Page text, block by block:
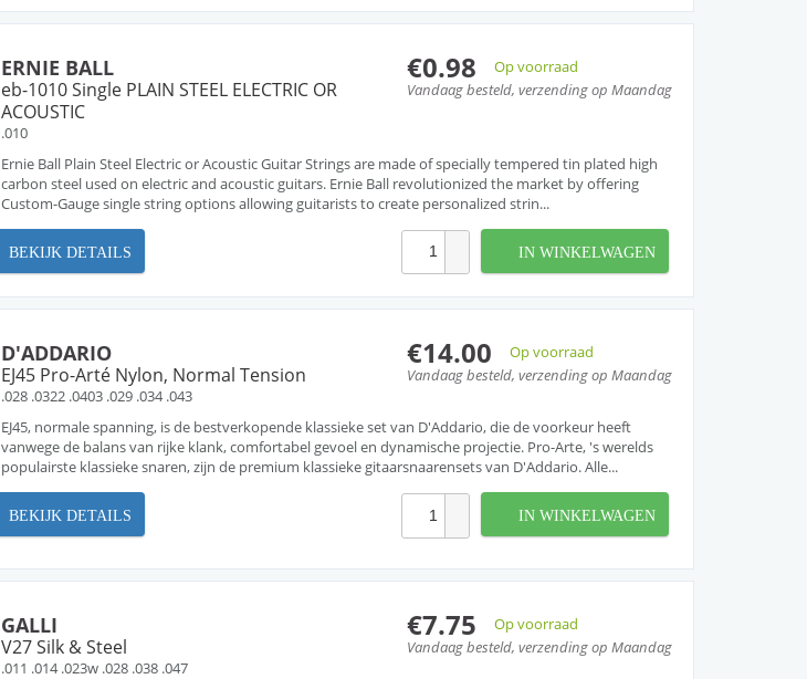
€0.98
Op voorraad
Vandaag besteld, verzending op Maandag
ERNIE BALL
eb-1010 Single PLAIN STEEL ELECTRIC OR
ACOUSTIC
.010
Ernie Ball Plain Steel Electric or Acoustic Guitar Strings are made of specially tempered tin plated high
carbon steel used on electric and acoustic guitars. Ernie Ball revolutionized the market by offering
Custom-Gauge single string options allowing guitarists to create personalized strin...
BEKIJK DETAILS IN WINKELWAGEN
€14.00
Op voorraad
Vandaag besteld, verzending op Maandag
D'ADDARIO
EJ45 Pro-Arté Nylon, Normal Tension
.028 .0322 .0403 .029 .034 .043
EJ45, normale spanning, is de bestverkopende klassieke set van D'Addario, die de voorkeur heeft
vanwege de balans van rijke klank, comfortabel gevoel en dynamische projectie. Pro-Arte, 's werelds
populairste klassieke snaren, zijn de premium klassieke gitaarsnaarensets van D'Addario. Alle...
BEKIJK DETAILS IN WINKELWAGEN
€7.75
Op voorraad
Vandaag besteld, verzending op Maandag
GALLI
V27 Silk & Steel
.011 .014 .023w .028 .038 .047